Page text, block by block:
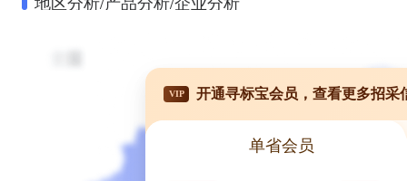
VIP 开通寻标宝会员，查看更多招采
单省会员